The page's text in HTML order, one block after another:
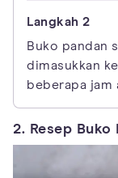
Buko pandan
dimasukkan
beberapa jam
2. Resep Buko